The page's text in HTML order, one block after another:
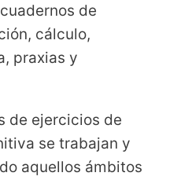
de
cálculo,
praxias y
de ejercicios de
se trabajan y
aquellos ámbitos